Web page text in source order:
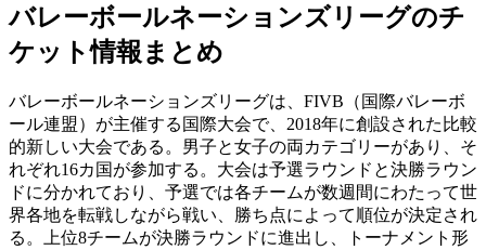
バレーボールネーションズリーグのチ
ケット情報まとめ
バレーボールネーションズリーグは、FIVB（国際バレーボ
ール連盟）が主催する国際大会で、2018年に創設された比較
的新しい大会である。男子と女子の両カテゴリーがあり、そ
れぞれ16カ国が参加する。大会は予選ラウンドと決勝ラウン
ドに分かれており、予選では各チームが数週間にわたって世
界各地を転戦しながら戦い、勝ち点によって順位が決定され
る。上位8チームが決勝ラウンドに進出し、トーナメント形